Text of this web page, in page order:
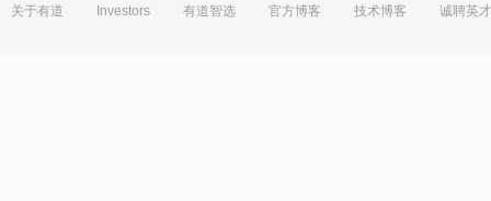
关于有道 Investors 有道智选 官方博客 技术博客 诚聘英才